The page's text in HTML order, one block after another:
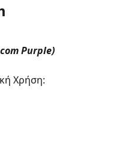
Purple)
Χρήση: